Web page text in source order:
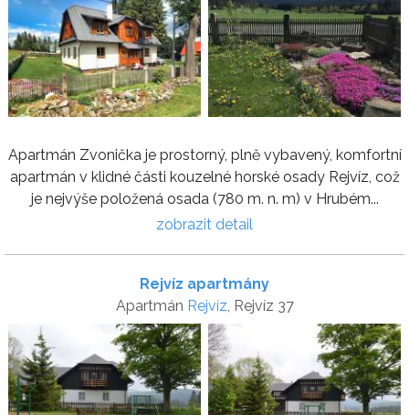
Apartmán Zvonička je prostorný, plně vybavený, komfortní
apartmán v klidné části kouzelné horské osady Rejvíz, což
je nejvýše položená osada (780 m. n. m) v Hrubém...
zobrazit detail
Rejvíz apartmány
Apartmán Rejvíz, Rejvíz 37